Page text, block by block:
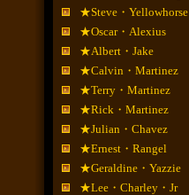
★Steve・Yellowhorse
★Oscar・Alexius
★Albert・Jake
★Calvin・Martinez
★Terry・Martinez
★Rick・Martinez
★Julian・Chavez
★Ernest・Rangel
★Geraldine・Yazzie
★Lee・Charley・Jr